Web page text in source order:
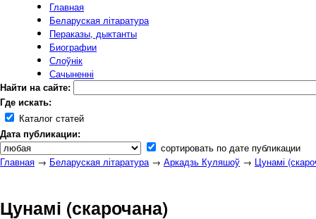
Главная
Беларуская літаратура
Пераказы, дыктанты
Биографии
Слоўнік
Сачыненні
Найти на сайте:
Где искать:
Каталог статей
Дата публикации:
сортировать по дате публикации
Главная → Беларуская літаратура→ Аркадзь Куляшоў → Цунамі
Цунамі (скарочана)